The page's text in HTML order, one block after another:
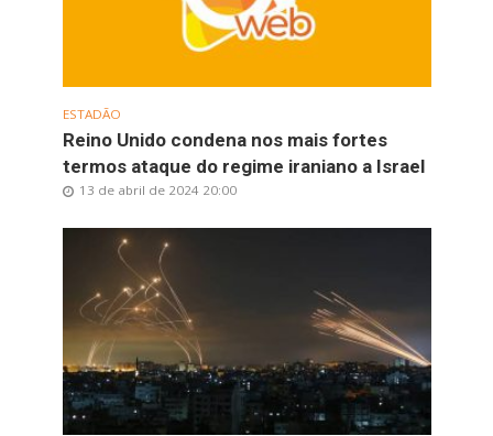
ESTADÃO
Reino Unido condena nos mais fortes
termos ataque do regime iraniano a Israel
13 de abril de 2024 20:00